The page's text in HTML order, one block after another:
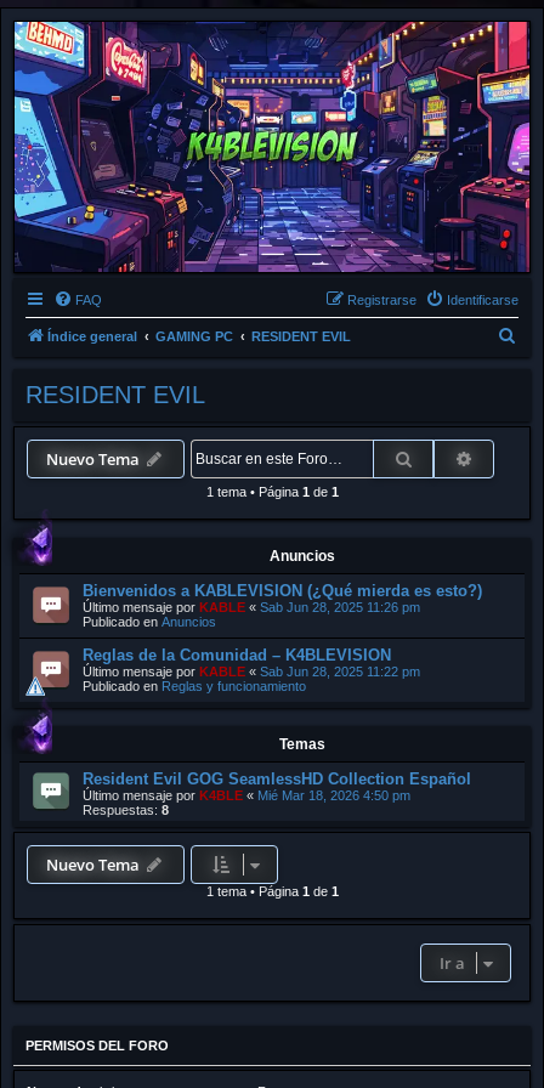
FAQ Identificarse
Registrarse
Índice general GAMING PC RESIDENT EVIL
RESIDENT EVIL
Nuevo Tema Buscar
1 tema• Página 1 de 1
Anuncios
Bienvenidos a KABLEVISION (¿Qué mierda es esto?)
Último mensaje por KABLE « Sab Jun 28, 2025 11:26 pm
Publicado en Anuncios
Reglas de la Comunidad – K4BLEVISION
Último mensaje por KABLE « Sab Jun 28, 2025 11:22 pm
Publicado en Reglas y funcionamiento
Temas
Resident Evil GOG SeamlessHD Collection Español
Último mensaje por K4BLE « Mié Mar 18, 2026 4:50 pm
Respuestas: 8
Nuevo Tema
1 tema• Página 1 de 1
Ir a
PERMISOS DEL FORO